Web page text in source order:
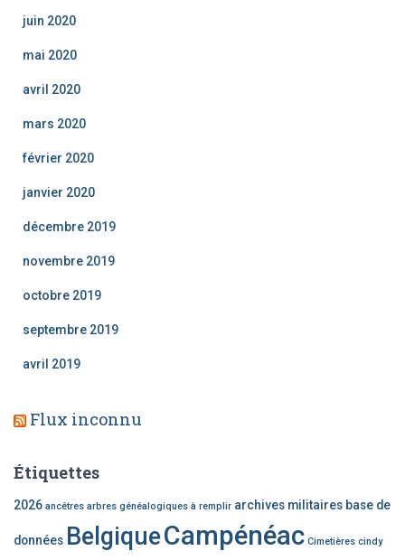
juin 2020
mai 2020
avril 2020
mars 2020
février 2020
janvier 2020
décembre 2019
novembre 2019
octobre 2019
septembre 2019
avril 2019
Flux inconnu
Étiquettes
2026 ancêtres arbres généalogiques à remplir archives militaires base de
données BelgiqueCampénéac Cimetières cindy